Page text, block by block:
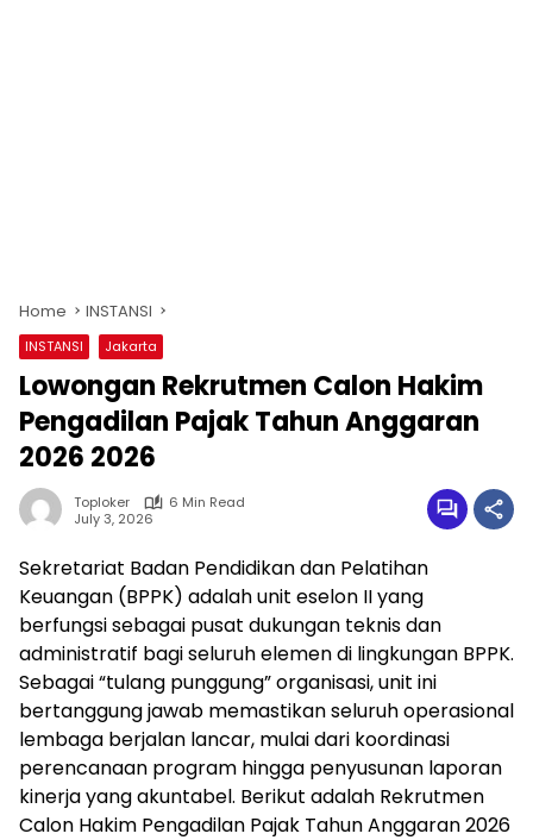
Home INSTANSI
INSTANSI Jakarta
Lowongan Rekrutmen Calon Hakim
Pengadilan Pajak Tahun Anggaran
2026 2026
Toploker
6 Min Read
July 3, 2026
Sekretariat Badan Pendidikan dan Pelatihan
Keuangan (BPPK) adalah unit eselon II yang
berfungsi sebagai pusat dukungan teknis dan
administratif bagi seluruh elemen di lingkungan BPPK.
Sebagai “tulang punggung” organisasi, unit ini
bertanggung jawab memastikan seluruh operasional
lembaga berjalan lancar, mulai dari koordinasi
perencanaan program hingga penyusunan laporan
kinerja yang akuntabel. Berikut adalah Rekrutmen
Calon Hakim Pengadilan Pajak Tahun Anggaran 2026